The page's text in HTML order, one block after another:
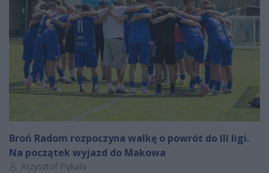
Broń Radom rozpoczyna walkę o powrót do III ligi.
Na początek wyjazd do Makowa
Autor artykułu:
Krzysztof Pękała